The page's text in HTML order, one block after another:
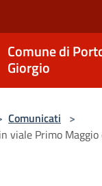
Comune di
Giorgio
Comunicati >
viale Primo